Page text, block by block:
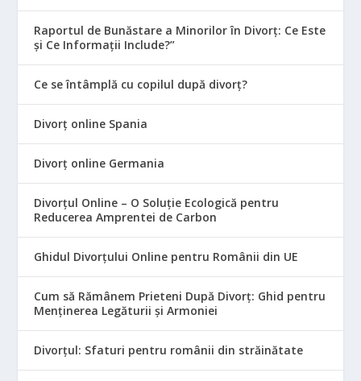
Raportul de Bunăstare a Minorilor în Divorț: Ce Este
și Ce Informații Include?”
Ce se întâmplă cu copilul după divorț?
Divorț online Spania
Divorț online Germania
Divorțul Online – O Soluție Ecologică pentru
Reducerea Amprentei de Carbon
Ghidul Divorțului Online pentru Românii din UE
Cum să Rămânem Prieteni După Divorț: Ghid pentru
Menținerea Legăturii și Armoniei
Divorțul: Sfaturi pentru românii din străinătate